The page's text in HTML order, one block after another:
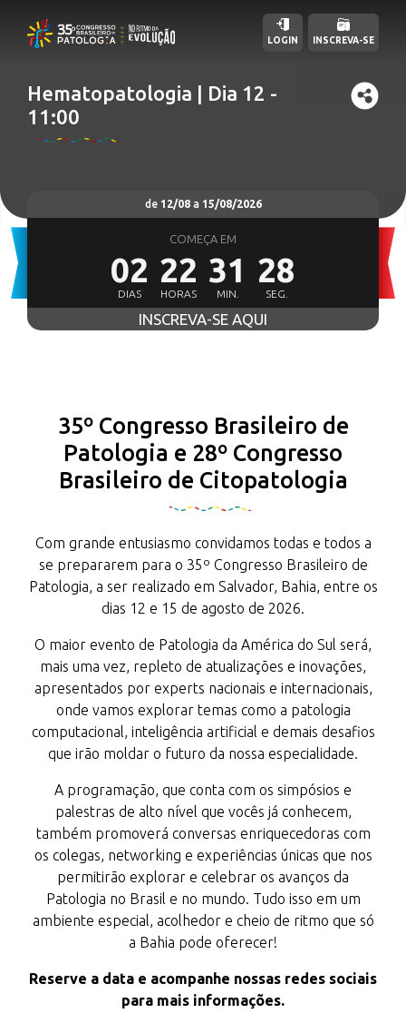
Hematopatologia | Dia 12 -
11:00
LOGIN INSCREVA-SE
de 12/08a 15/08/2026
COMEÇA EM
02
DIAS
22
HORAS
31
MIN.
27
SEG.
INSCREVA-SE AQUI
35º Congresso Brasileiro de
Patologia e 28º Congresso
Brasileiro de Citopatologia
Com grande entusiasmo convidamos todas e todos a
se prepararem para o 35º Congresso Brasileiro de
Patologia, a ser realizado em Salvador, Bahia, entre os
dias 12 e 15 de agosto de 2026.
O maior evento de Patologia da América do Sul será,
mais uma vez, repleto de atualizações e inovações,
apresentados por experts nacionais e internacionais,
onde vamos explorar temas como a patologia
computacional, inteligência artificial e demais desafios
que irão moldar o futuro da nossa especialidade.
A programação, que conta com os simpósios e
palestras de alto nível que vocês já conhecem,
também promoverá conversas enriquecedoras com
os colegas, networking e experiências únicas que nos
permitirão explorar e celebrar os avanços da
Patologia no Brasil e no mundo. Tudo isso em um
ambiente especial, acolhedor e cheio de ritmo que só
a Bahia pode oferecer!
Reserve a data e acompanhe nossas redes sociais
para mais informações.